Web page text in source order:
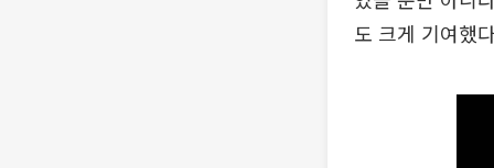
도 크게 기여했